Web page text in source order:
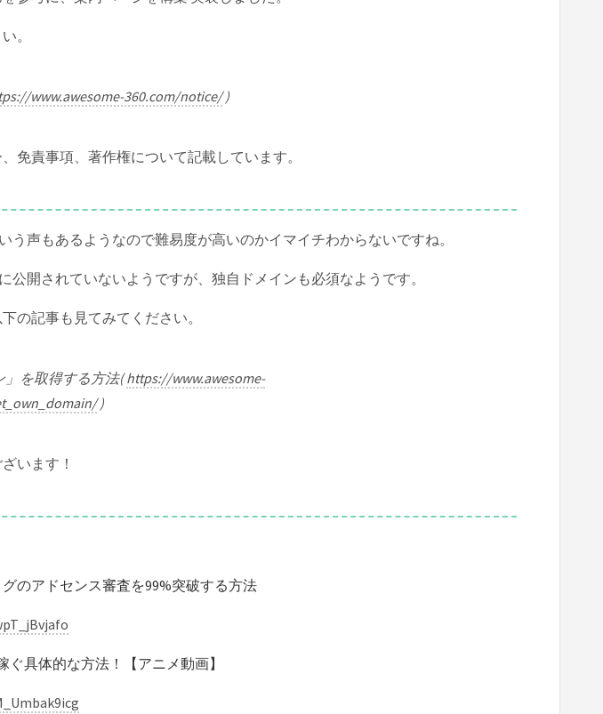
。
www.awesome-360.com/notice/)
免責事項、著作権について記載しています。
う声もあるようなので難易度が高いのかイマイチわからないですね。
公開されていないようですが、独自ドメインも必須なようです。
の記事も見てみてください。
」を取得する方法(https://www.awesome-
)
います！
のアドセンス審査を99%突破する方法
ぐ具体的な方法！【アニメ動画】